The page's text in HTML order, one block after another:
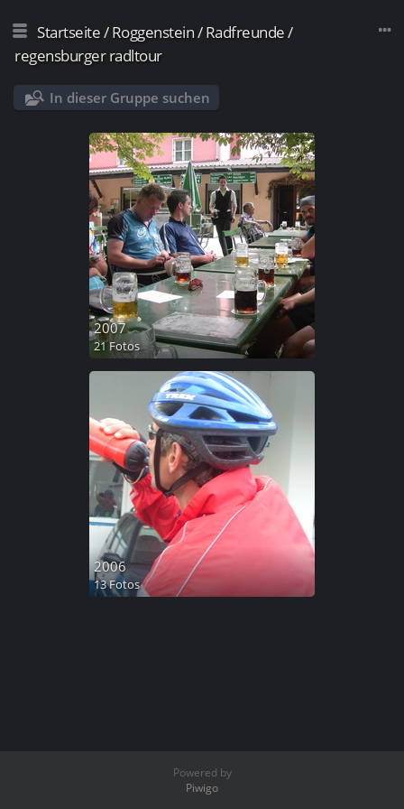
Startseite/Roggenstein/Radfreunde/
regensburger radltour
In dieser Gruppe suchen
2007
21 Fotos
2006
13 Fotos
Powered by
Piwigo